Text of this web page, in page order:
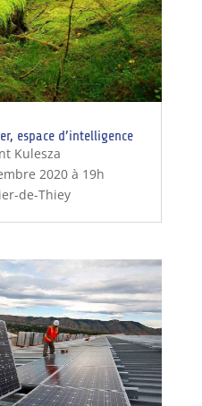
espace d’intelligence
Kulesza
2020 à 19h
de-Thiey